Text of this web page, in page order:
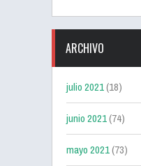
ARCHIVO
julio 2021(18)
junio 2021(74)
mayo 2021(73)